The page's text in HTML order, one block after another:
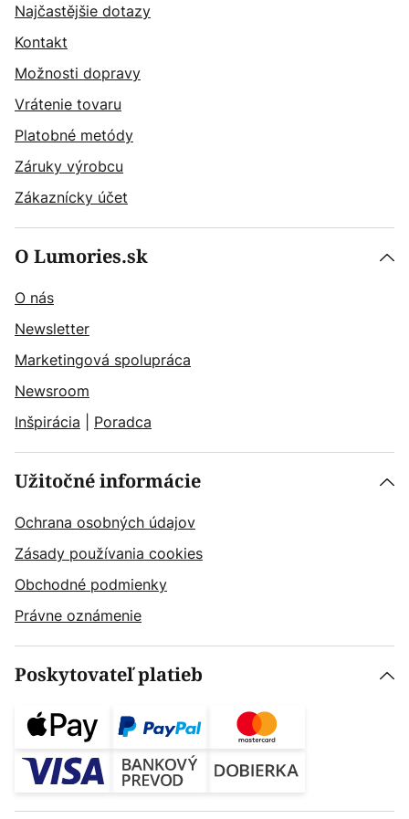
Najčastějšie dotazy
Kontakt
Možnosti dopravy
Vrátenie tovaru
Platobné metódy
Záruky výrobcu
Zákaznícky účet
O Lumories.sk
O nás
Newsletter
Marketingová spolupráca
Newsroom
Inšpirácia
Poradca
Užitočné informácie
Ochrana osobných údajov
Zásady používania cookies
Obchodné podmienky
Právne oznámenie
Poskytovateľ platieb